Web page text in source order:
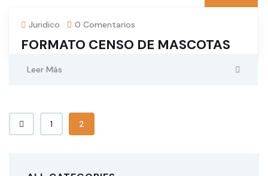
Juridico 0 Comentarios
FORMATO CENSO DE MASCOTAS
Leer Más
1 2